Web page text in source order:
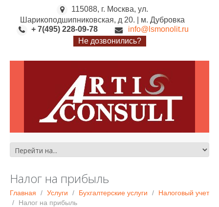
115088, г. Москва, ул.
Шарикоподшипниковская, д 20. | м. Дубровка
+ 7(495) 228-09-78
info@lsmonolit.ru
Не дозвонились?
Налог на прибыль
Главная Услуги Бухгалтерские услуги
Налоговый учет
Налог на прибыль